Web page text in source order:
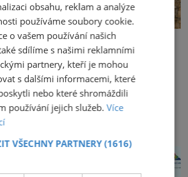
z Indie: Proč tento sloup už 1
rez?
musí na dešti během několika
v Dillí za své. Uprostřed komplexu
sedm metrů vysoký železný
1 600 let odolává počasí
obsahu, reklam a analýze
používáme soubory cookie.
o vašem používání našich
sdílíme s našimi reklamními
partnery, kteří je mohou
s dalšími informacemi, které
nebo které shromáždili
používání jejich služeb.Více
VŠECHNY PARTNERY(1616)